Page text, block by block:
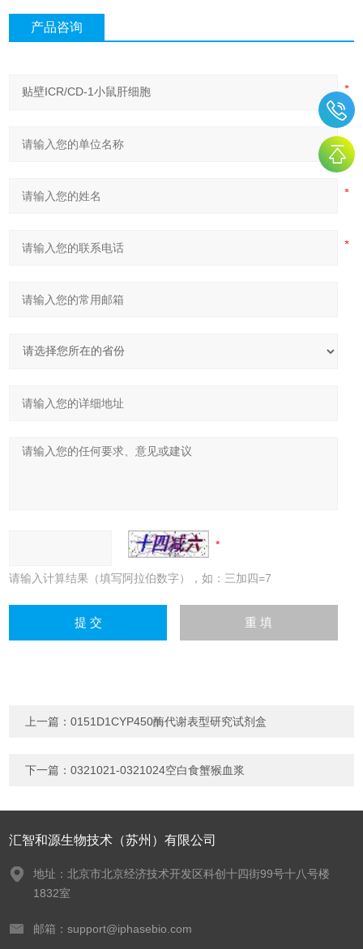
产品咨询
请输入计算结果（填写阿拉伯数字），如：三加四=7
上一篇：0151D1CYP450酶代谢表型研究试剂盒
下一篇：0321021-0321024空白食蟹猴血浆
汇智和源生物技术（苏州）有限公司
地址：北京市北京经济技术开发区科创十四街99号十八号楼
1832室
邮箱：support@iphasebio.com